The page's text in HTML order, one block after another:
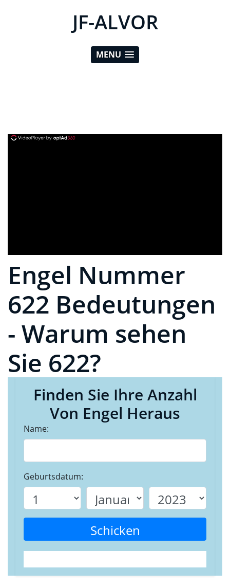
JF-ALVOR
MENU
Engel Nummer
622 Bedeutungen
- Warum sehen
Sie 622?
Finden Sie Ihre Anzahl
Von Engel Heraus
Name:
Geburtsdatum:
Schicken